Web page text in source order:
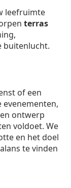
leefruimte
terras
buitenlucht.
of een
evenementen,
ontwerp
voldoet. We
en het doel
te vinden